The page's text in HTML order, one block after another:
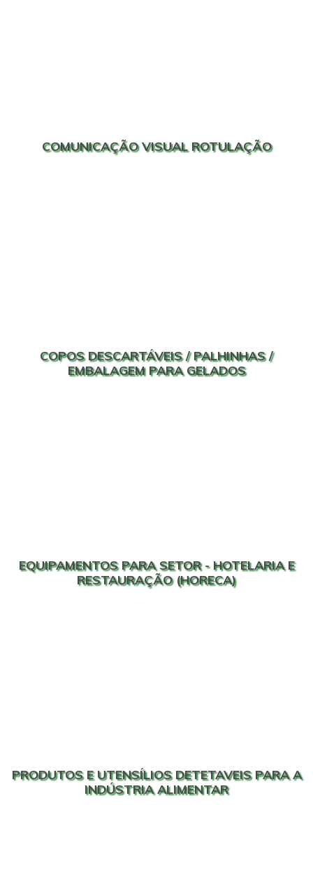
COMUNICAÇÃO VISUAL ROTULAÇÃO
COPOS DESCARTÁVEIS / PALHINHAS /
EMBALAGEM PARA GELADOS
EQUIPAMENTOS PARA SETOR - HOTELARIA E
RESTAURAÇÃO (HORECA)
PRODUTOS E UTENSÍLIOS DETETAVEIS PARA A
INDÚSTRIA ALIMENTAR